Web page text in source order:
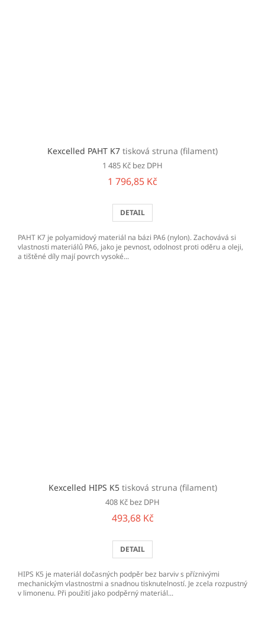
Kexcelled PAHT K7 tisková struna (filament)
1 485 Kč bez DPH
1 796,85 Kč
DETAIL
PAHT K7 je polyamidový materiál na bázi PA6 (nylon). Zachovává si
vlastnosti materiálů PA6, jako je pevnost, odolnost proti oděru a oleji,
a tištěné díly mají povrch vysoké...
Kexcelled HIPS K5 tisková struna (filament)
408 Kč bez DPH
493,68 Kč
DETAIL
HIPS K5 je materiál dočasných podpěr bez barviv s příznivými
mechanickým vlastnostmi a snadnou tisknutelností. Je zcela rozpustný
v limonenu. Při použití jako podpěrný materiál...